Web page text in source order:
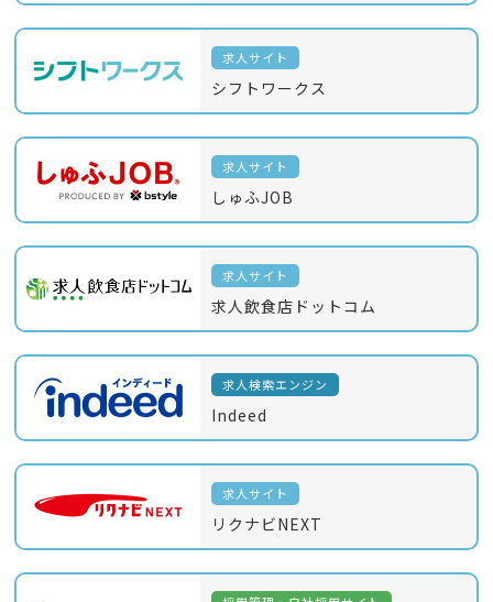
求人サイト
シフトワークス
求人サイト
しゅふJOB
求人サイト
求人飲食店ドットコム
求人検索エンジン
Indeed
求人サイト
リクナビNEXT